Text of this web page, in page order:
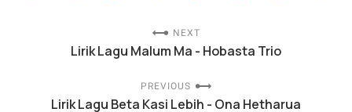
NEXT
Lirik Lagu Malum Ma - Hobasta Trio
PREVIOUS
Lirik Lagu Beta Kasi Lebih - Ona Hetharua